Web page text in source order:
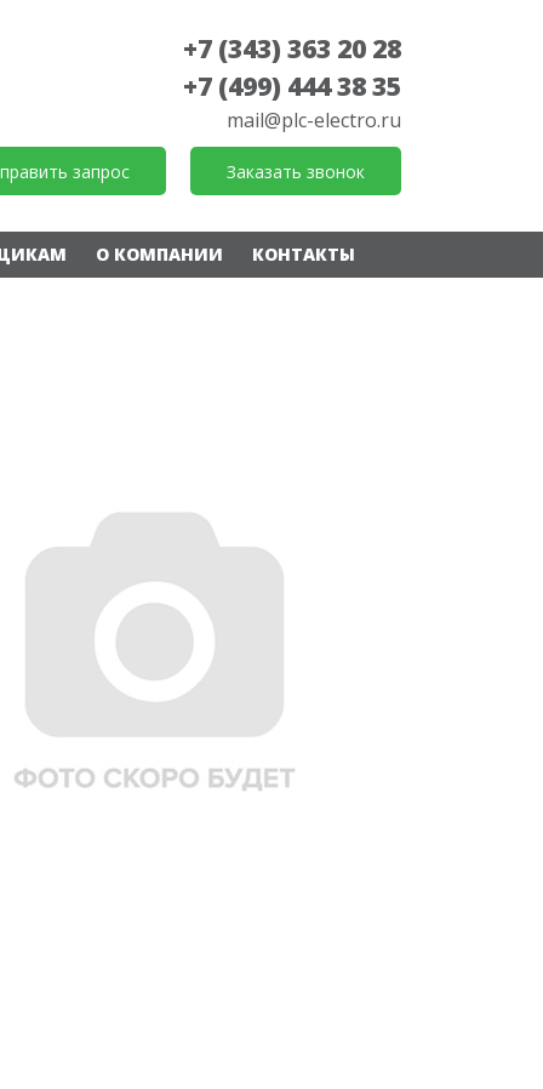
+7 (343) 363 20 28
+7 (499) 444 38 35
mail@plc-electro.ru
запрос Заказать звонок
О КОМПАНИИ КОНТАКТЫ